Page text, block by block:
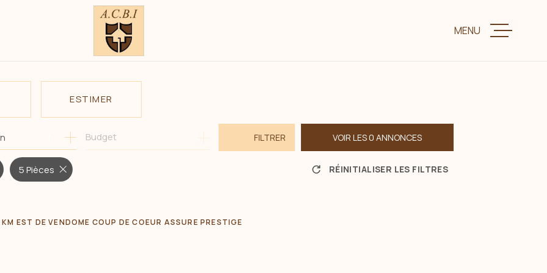
MENU
PRO
ESTIMER
Budget FILTRER VOIR LES0 ANNONCES
5 Pièces RÉINITIALISER LES FILTRES
EST DE VENDOME COUP DE COEUR ASSURE PRESTIGE